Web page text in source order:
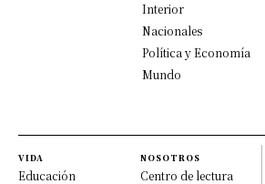
Interior
Nacionales
Política y Economía
Mundo
VIDA
Educación
NOSOTROS
Centro de lectura